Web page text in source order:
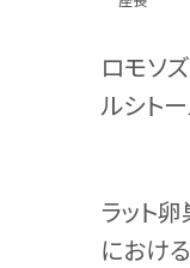
ロモソ
ルシト
ラット
におけ